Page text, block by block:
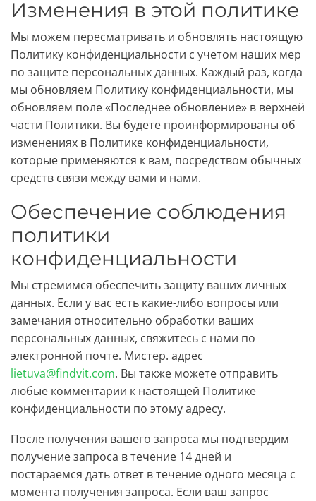
Изменения в этой политике
Мы можем пересматривать и обновлять настоящую
Политику конфиденциальности с учетом наших мер
по защите персональных данных. Каждый раз, когда
мы обновляем Политику конфиденциальности, мы
обновляем поле «Последнее обновление» в верхней
части Политики. Вы будете проинформированы об
изменениях в Политике конфиденциальности,
которые применяются к вам, посредством обычных
средств связи между вами и нами.
Обеспечение соблюдения
политики
конфиденциальности
Мы стремимся обеспечить защиту ваших личных
данных. Если у вас есть какие-либо вопросы или
замечания относительно обработки ваших
персональных данных, свяжитесь с нами по
электронной почте. Мистер. адрес
lietuva@findvit.com. Вы также можете отправить
любые комментарии к настоящей Политике
конфиденциальности по этому адресу.
После получения вашего запроса мы подтвердим
получение запроса в течение 14 дней и
постараемся дать ответ в течение одного месяца с
момента получения запроса. Если ваш запрос